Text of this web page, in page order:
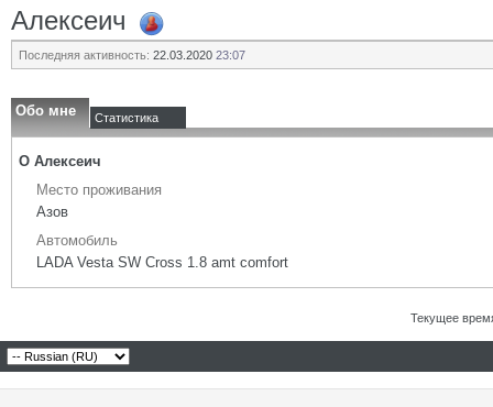
Алексеич
Последняя активность: 22.03.2020 23:07
Обо мне Статистика
О Алексеич
Место проживания
Азов
Автомобиль
LADA Vesta SW Cross 1.8 amt comfort
Текущее